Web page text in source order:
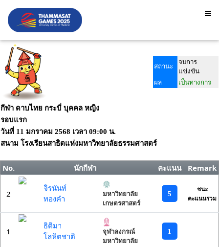
สถานะ
จบการ
แข่งขัน
ผล
เป็นทางการ
กีฬา ดาบไทย กระบี่ บุคคล หญิง
รอบแรก
วันที่ 11 มกราคม 2568 เวลา 09:00 น.
สนาม โรงเรียนสาธิตแห่งมหาวิทยาลัยธรรมศาสตร์
No. นักกีฬา คะแนน Remark
2
จิรนันท์
ทองคำ
มหาวิทยาลัย
เกษตรศาสตร์
5
ชนะ
คะแนนรวม
1
ธิติมา
โลหิตชาติ
จุฬาลงกรณ์
มหาวิทยาลัย
1